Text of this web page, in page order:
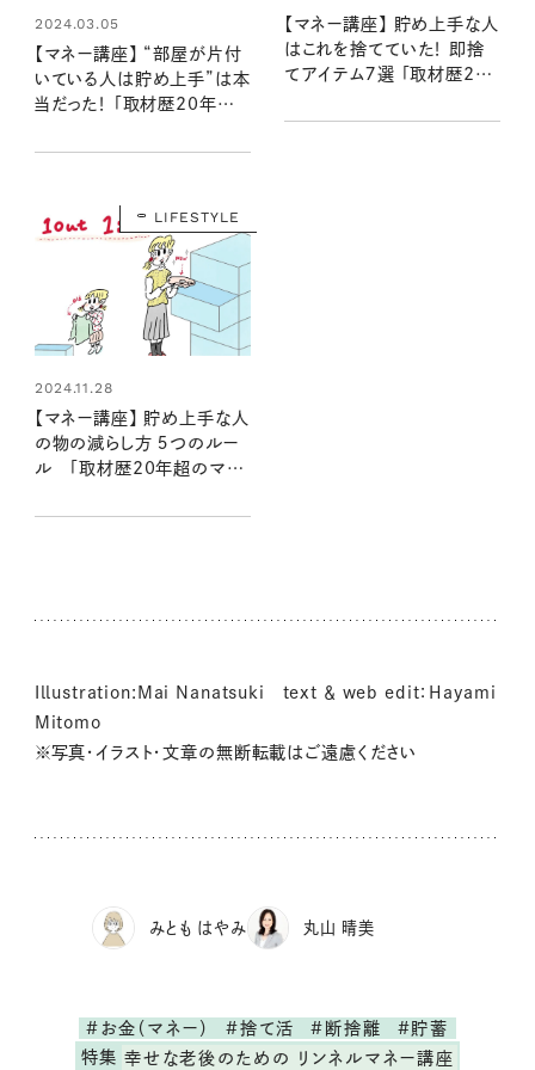
2024.03.05
【マネー講座】 “部屋が片付
いている人は貯め上手”は本
当だった！ 「取材歴20年超
【マネー講座】 貯め上手な人
はこれを捨てていた！ 即捨
てアイテム７選 「取材歴20
⑪」
LIFESTYLE
2024.11.28
【マネー講座】 貯め上手な人
の物の減らし方 ５つのルー
ル 「取材歴20年超のマネ
Illustration:Mai Nanatsuki text ＆ web edit：Hayami
Mitomo
※写真・イラスト・文章の無断転載はご遠慮ください
みとも はやみ 丸山 晴美
#お金（マネー） #捨て活 #断捨離
#貯蓄
特集 幸せな老後のための リンネルマネー講座